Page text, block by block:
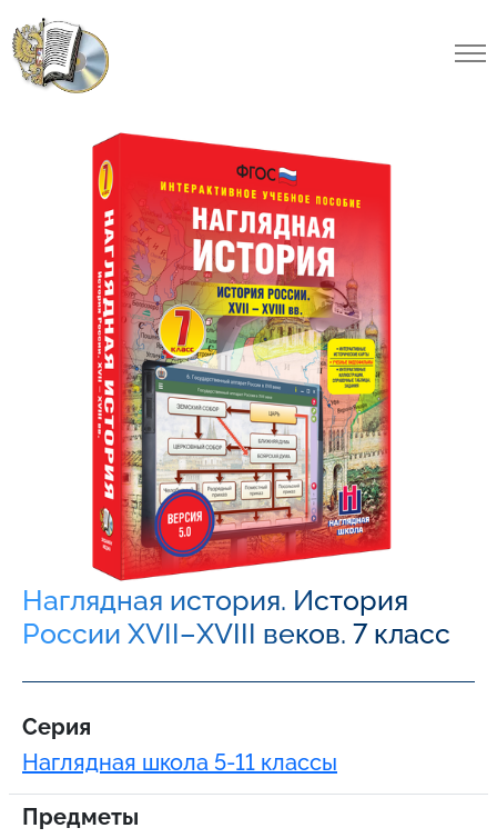
Наглядная история. История
России XVII–XVIII веков. 7 класс
Серия
Наглядная школа 5-11 классы
Предметы